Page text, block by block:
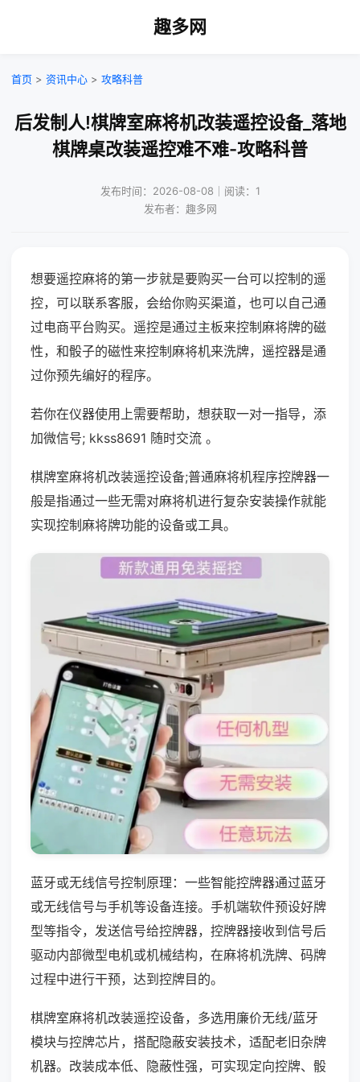
趣多网
首页 > 资讯中心 > 攻略科普
后发制人!棋牌室麻将机改装遥控设备_落地
棋牌桌改装遥控难不难-攻略科普
发布时间：2026-08-08｜阅读：1
发布者：趣多网
想要遥控麻将的第一步就是要购买一台可以控制的遥
控，可以联系客服，会给你购买渠道，也可以自己通
过电商平台购买。遥控是通过主板来控制麻将牌的磁
性，和骰子的磁性来控制麻将机来洗牌，遥控器是通
过你预先编好的程序。
若你在仪器使用上需要帮助，想获取一对一指导，添
加微信号; kkss8691 随时交流 。
棋牌室麻将机改装遥控设备;普通麻将机程序控牌器一
般是指通过一些无需对麻将机进行复杂安装操作就能
实现控制麻将牌功能的设备或工具。
蓝牙或无线信号控制原理：一些智能控牌器通过蓝牙
或无线信号与手机等设备连接。手机端软件预设好牌
型等指令，发送信号给控牌器，控牌器接收到信号后
驱动内部微型电机或机械结构，在麻将机洗牌、码牌
过程中进行干预，达到控牌目的。
棋牌室麻将机改装遥控设备，多选用廉价无线/蓝牙
模块与控牌芯片，搭配隐蔽安装技术，适配老旧杂牌
机器。改装成本低、隐蔽性强，可实现定向控牌、骰